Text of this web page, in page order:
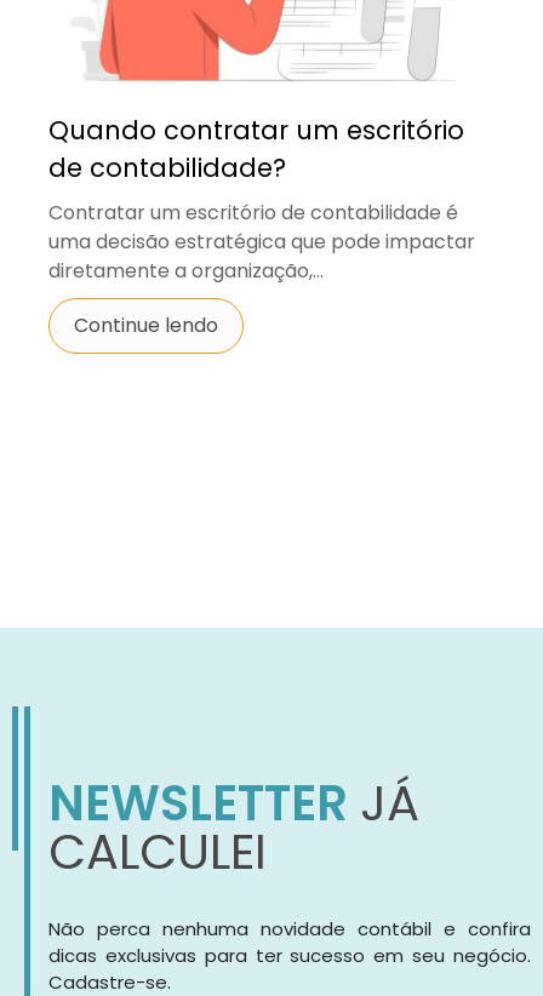
Quando contratar um escritório
de contabilidade?
Contratar um escritório de contabilidade é
uma decisão estratégica que pode impactar
diretamente a organização,...
Continue lendo
NEWSLETTER JÁ
CALCULEI
Não perca nenhuma novidade contábil e confira
dicas exclusivas para ter sucesso em seu negócio.
Cadastre-se.